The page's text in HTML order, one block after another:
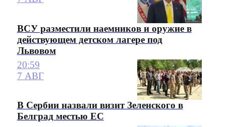
ВСУ разместили наемников и оружие в
действующем детском лагере под
Львовом
20:59
7 АВГ
В Сербии назвали визит Зеленского в
Белград местью ЕС